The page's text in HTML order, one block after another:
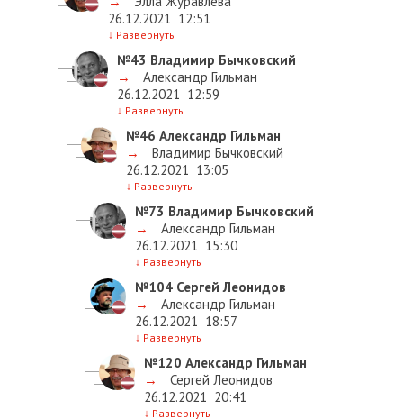
26.12.2021 12:51
↓ Развернуть
№43 Владимир Бычковский
→
Александр Гильман
26.12.2021 12:59
↓ Развернуть
№46 Александр Гильман
→
Владимир Бычковский
26.12.2021 13:05
↓ Развернуть
№73 Владимир Бычковский
→
Александр Гильман
26.12.2021 15:30
↓ Развернуть
№104 Сергей Леонидов
→
Александр Гильман
26.12.2021 18:57
↓ Развернуть
№120 Александр Гильман
→
Сергей Леонидов
26.12.2021 20:41
↓ Развернуть